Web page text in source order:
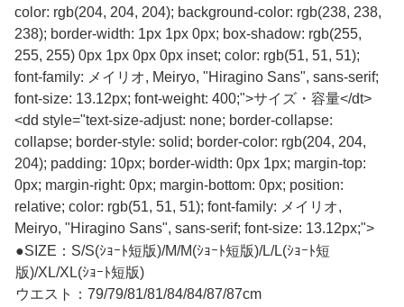
color: rgb(204, 204, 204); background-color: rgb(238, 238,
238); border-width: 1px 1px 0px; box-shadow: rgb(255,
255, 255) 0px 1px 0px 0px inset; color: rgb(51, 51, 51);
font-family: メイリオ, Meiryo, "Hiragino Sans", sans-serif;
font-size: 13.12px; font-weight: 400;">サイズ・容量</dt>
<dd style="text-size-adjust: none; border-collapse:
collapse; border-style: solid; border-color: rgb(204, 204,
204); padding: 10px; border-width: 0px 1px; margin-top:
0px; margin-right: 0px; margin-bottom: 0px; position:
relative; color: rgb(51, 51, 51); font-family: メイリオ,
Meiryo, "Hiragino Sans", sans-serif; font-size: 13.12px;">
●SIZE：S/S(ｼｮｰﾄ短版)/M/M(ｼｮｰﾄ短版)/L/L(ｼｮｰﾄ短
版)/XL/XL(ｼｮｰﾄ短版)
ウエスト：79/79/81/81/84/84/87/87cm